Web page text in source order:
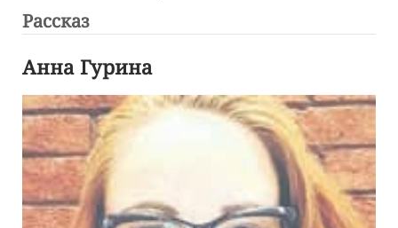
Рассказ
Анна Гурина